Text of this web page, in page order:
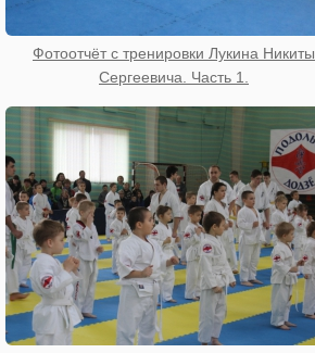
Фотоотчёт с тренировки Лукина Никиты
Сергеевича. Часть 1.